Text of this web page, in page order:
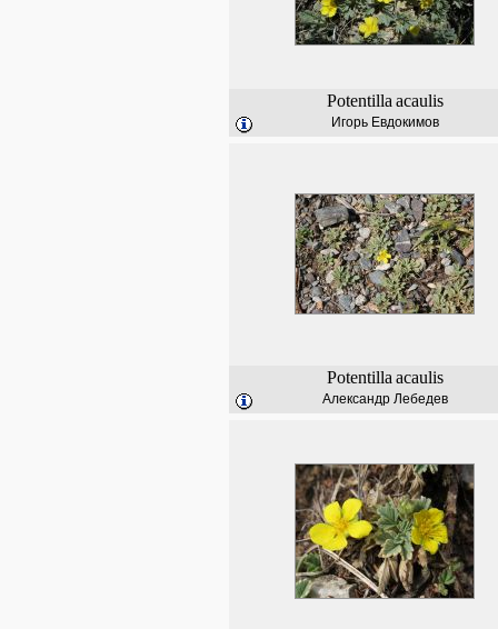
Potentilla acaulis
Игорь Евдокимов
Potentilla acaulis
Александр Лебедев